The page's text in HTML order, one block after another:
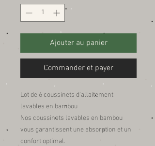
Ajouter au panier
Commander et payer
Lot de 6 coussinets d'allaitement
lavables en bambou
Nos coussinets lavables en bambou
vous garantissent une absorption et un
confort optimal.